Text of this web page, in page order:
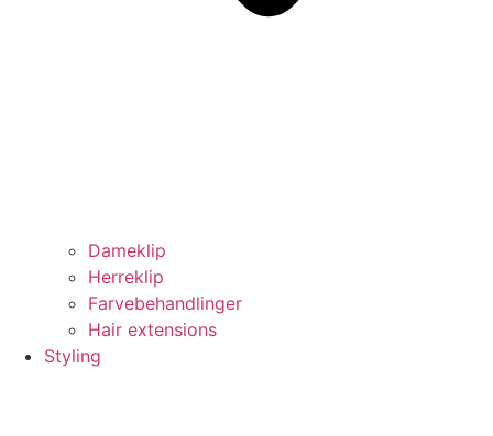
Dameklip
Herreklip
Farvebehandlinger
Hair extensions
Styling